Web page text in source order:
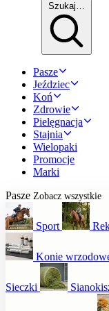
Szukaj…
Pasze
Jeździec
Koń
Zdrowie
Pielęgnacja
Stajnia
Wielopaki
Promocje
Marki
Pasze Zobacz wszystkie
Sport
Konie
Sieczki